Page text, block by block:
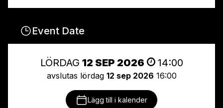
Event Date
LÖRDAG 12 SEP 2026 14:00
avslutas lördag 12 sep 2026 16:00
Lägg till i kalender